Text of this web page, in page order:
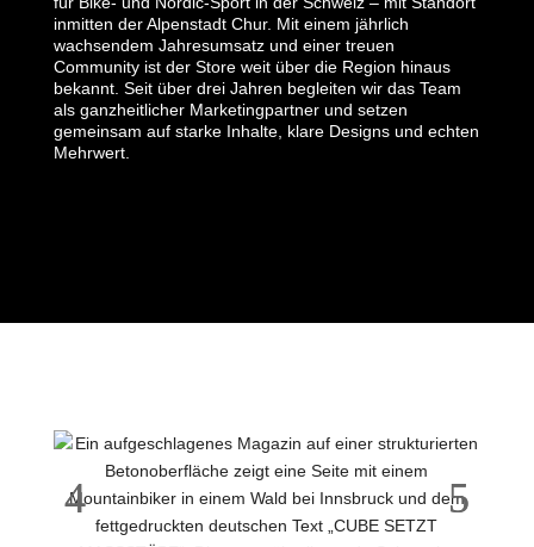
inmitten der Alpenstadt Chur. Mit einem jährlich
wachsendem Jahresumsatzund einer treuen
Community ist der Store weit über die Region hinaus
bekannt. Seit über drei Jahren begleiten wir das Team
als ganzheitlicher Marketingpartner und setzen
gemeinsam auf starke Inhalte, klare Designs und echten
Mehrwert.